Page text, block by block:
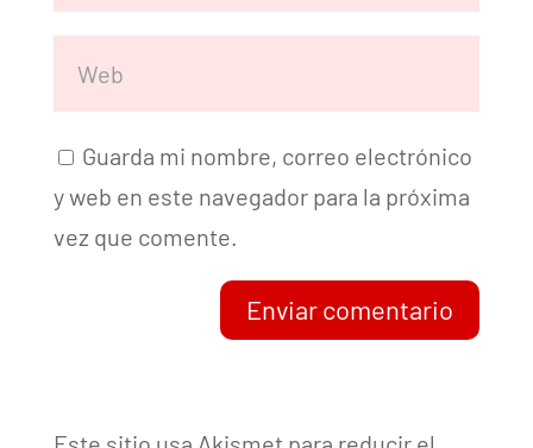
Guarda mi nombre, correo electrónico
y web en este navegador para la próxima
vez que comente.
Enviar comentario